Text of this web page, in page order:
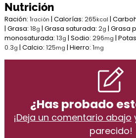
Nutrición
Ración:1ración |Calorías:265kcal |
|Grasa:18g |Grasa saturada:2g |Grasa
monosaturada:13g |Sodio:296mg |
0.3g |Calcio:125mg |Hierro:1mg
¿Has probado
¡Deja un comentario abajo
parecido!